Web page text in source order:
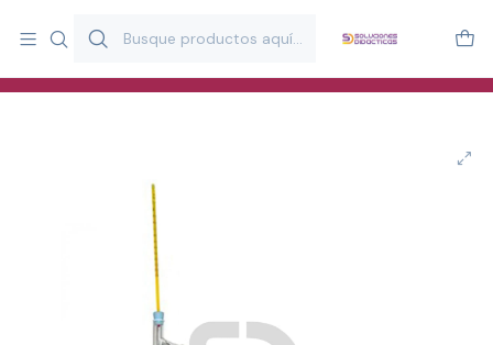
y estimulación infantil en Chile.
Especialistas en recursos educativos para aulas, terapeutas y